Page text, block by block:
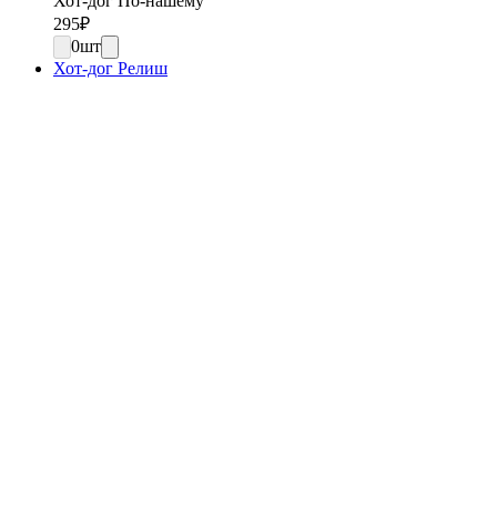
295₽
0шт
Хот-дог Релиш